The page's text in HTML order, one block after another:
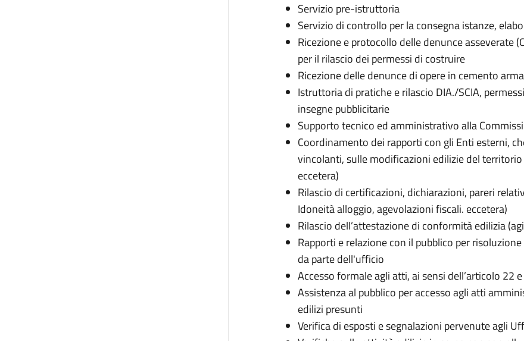
Servizio pre-istruttoria
Servizio di controllo per la consegna istanze,
Ricezione e protocollo delle denunce asseverate
per il rilascio dei permessi di costruire
Ricezione delle denunce di opere in cemento
Istruttoria di pratiche e rilascio DIA./SCIA,
insegne pubblicitarie
Supporto tecnico ed amministrativo alla
Coordinamento dei rapporti con gli Enti esterni,
vincolanti, sulle modificazioni edilizie del territorio
eccetera)
Rilascio di certificazioni, dichiarazioni, pareri
Idoneità alloggio, agevolazioni fiscali. eccetera)
Rilascio dell’attestazione di conformità edilizia
Rapporti e relazione con il pubblico per
da parte dell'ufficio
Accesso formale agli atti, ai sensi dell’articolo 22
Assistenza al pubblico per accesso agli atti
edilizi presunti
Verifica di esposti e segnalazioni pervenute agli